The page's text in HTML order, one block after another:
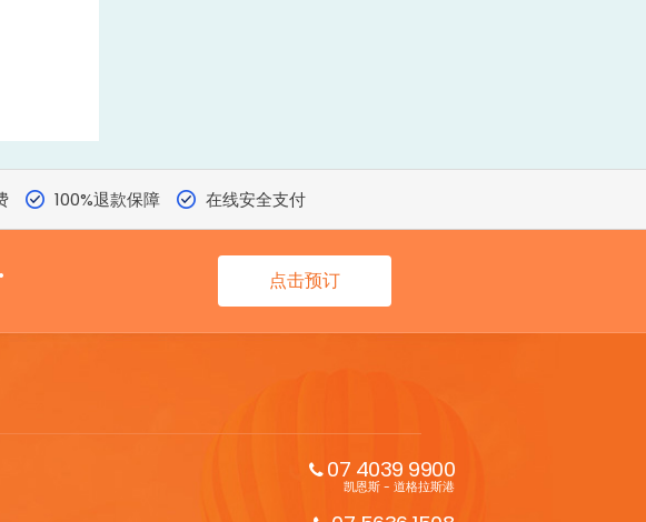
100%退款保障 在线安全支付
点击预订
07 4039 9900
凯恩斯 - 道格拉斯港